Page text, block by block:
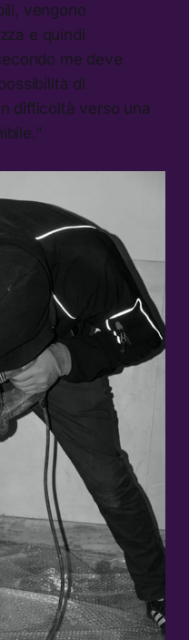
vengono
e quindi
me deve
di
difficoltà verso una